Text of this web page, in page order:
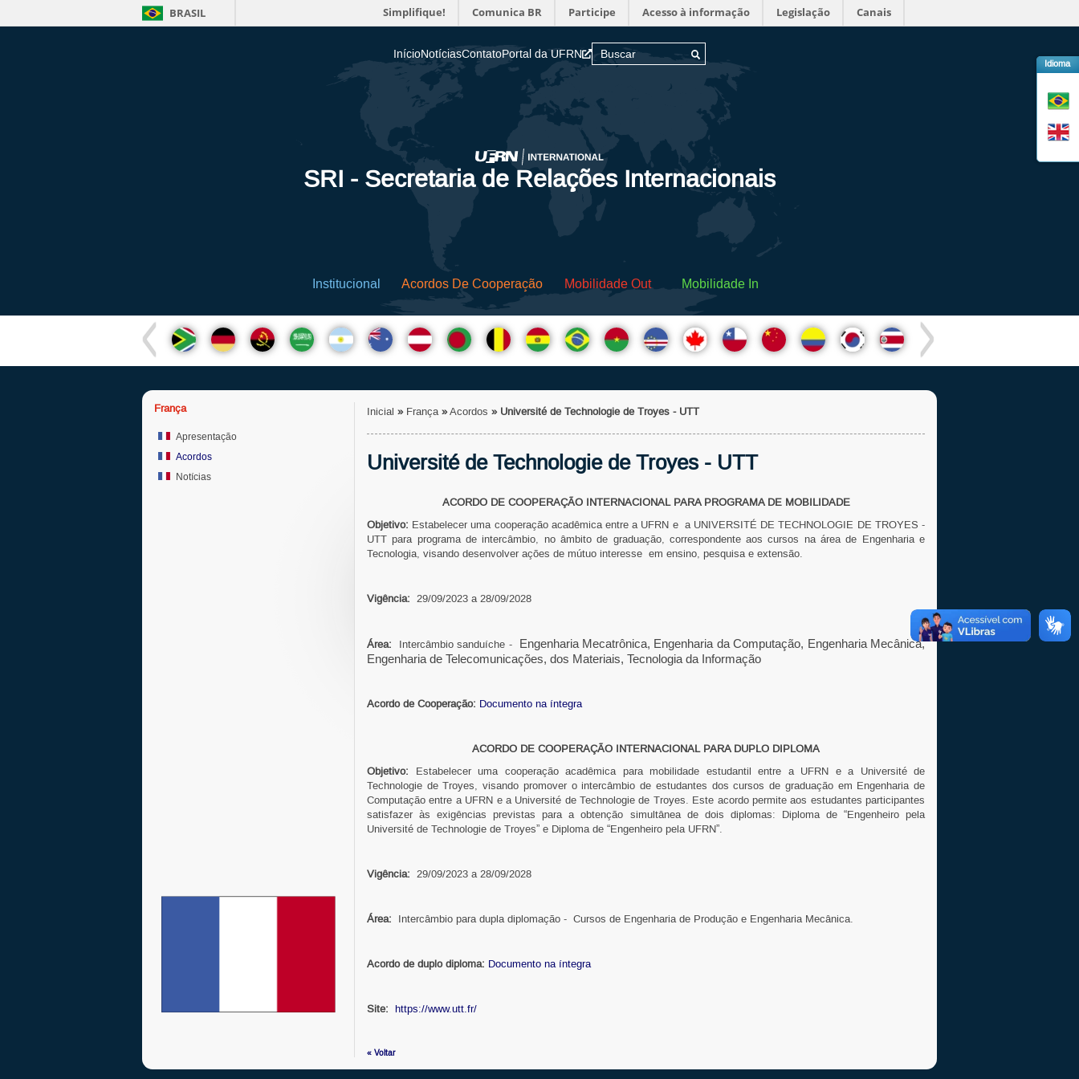
BRASIL Simplifique! Comunica BR Participe Acesso à informação Legislação Canais
Idioma
InícioNotíciasContatoPortal da UFRN
SRI - Secretaria de Relações Internacionais
Institucional Acordos De Cooperação Mobilidade Out Mobilidade In
França
Apresentação
Acordos
Notícias
Inicial »França » Acordos » Université de Technologie de Troyes - UTT
Université de Technologie de Troyes - UTT
ACORDO DE COOPERAÇÃO INTERNACIONAL PARA PROGRAMA DE MOBILIDADE
Objetivo: Estabelecer uma cooperação acadêmica entre a UFRN e a UNIVERSITÉ DE TECHNOLOGIE DE TROYES -
UTT para programa de intercâmbio, no âmbito de graduação, correspondente aos cursos na área de Engenharia e
Tecnologia, visando desenvolver ações de mútuo interesse em ensino, pesquisa e extensão.
Vigência: 29/09/2023 a 28/09/2028
Área: Intercâmbio sanduíche - Engenharia Mecatrônica, Engenharia da Computação, Engenharia Mecânica,
Engenharia de Telecomunicações, dos Materiais, Tecnologia da Informação
Acordo de Cooperação: Documento na íntegra
ACORDO DE COOPERAÇÃO INTERNACIONAL PARA DUPLO DIPLOMA
Objetivo: Estabelecer uma cooperação acadêmica para mobilidade estudantil entre a UFRN e a Université de
Technologie de Troyes, visando promover o intercâmbio de estudantes dos cursos de graduação em Engenharia de
Computação entre a UFRN e a Université de Technologie de Troyes. Este acordo permite aos estudantes participantes
satisfazer às exigências previstas para a obtenção simultânea de dois diplomas: Diploma de “Engenheiro pela
Université de Technologie de Troyes” e Diploma de “Engenheiro pela UFRN”.
Vigência: 29/09/2023 a 28/09/2028
Área: Intercâmbio para dupla diplomação - Cursos de Engenharia de Produção e Engenharia Mecânica.
Acordo de duplo diploma: Documento na íntegra
Site: https://www.utt.fr/
« Voltar